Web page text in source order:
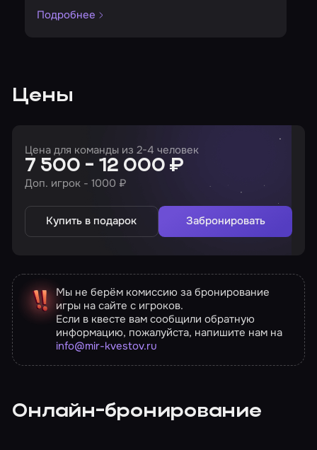
Подробнее
Цены
Цена для команды из 2-4 человек
7 500 - 12 000 ₽
Доп. игрок - 1000 ₽
Купить в подарок Забронировать
Мы не берём комиссию за бронирование
игры на сайте с игроков.
Если в квесте вам сообщили обратную
информацию, пожалуйста, напишите нам на
info@mir-kvestov.ru
Онлайн-бронирование